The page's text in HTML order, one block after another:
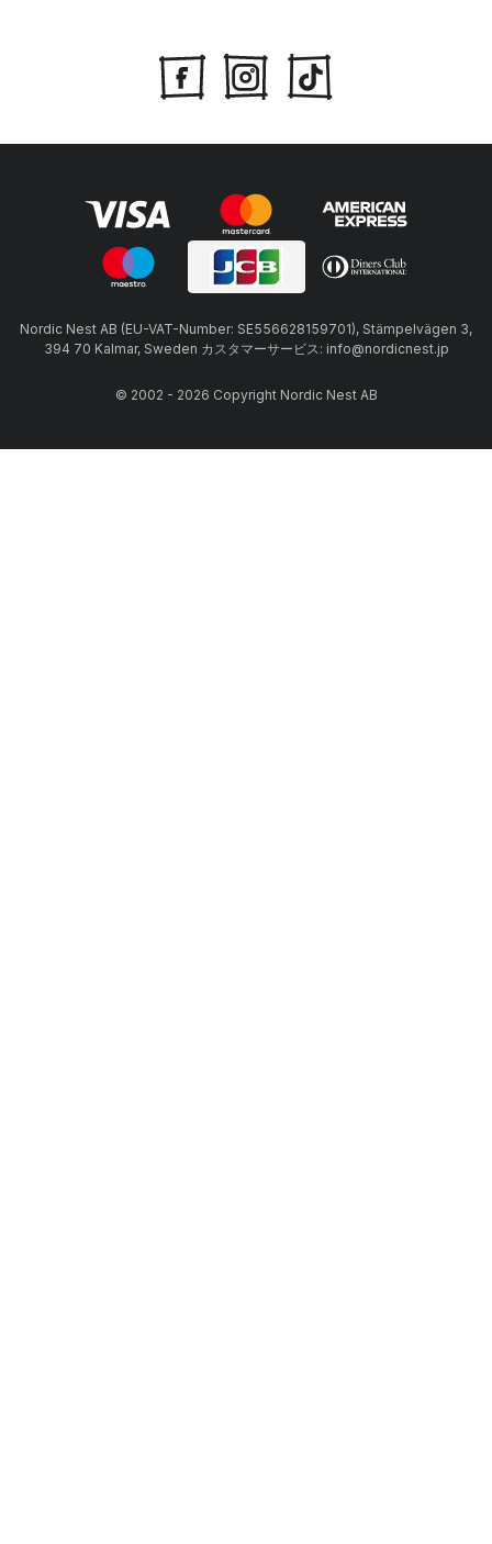
Nordic Nest AB (EU-VAT-Number: SE556628159701), Stämpelvägen 3,
394 70 Kalmar, Sweden カスタマーサービス: info@nordicnest.jp
© 2002 - 2026 Copyright Nordic Nest AB